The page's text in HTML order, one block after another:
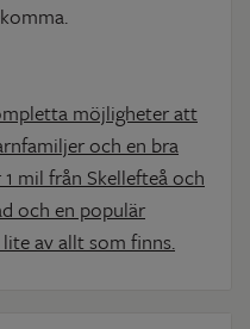
möjligheter att
och en bra
mil från Skellefteå och
och en populär
av allt som finns.